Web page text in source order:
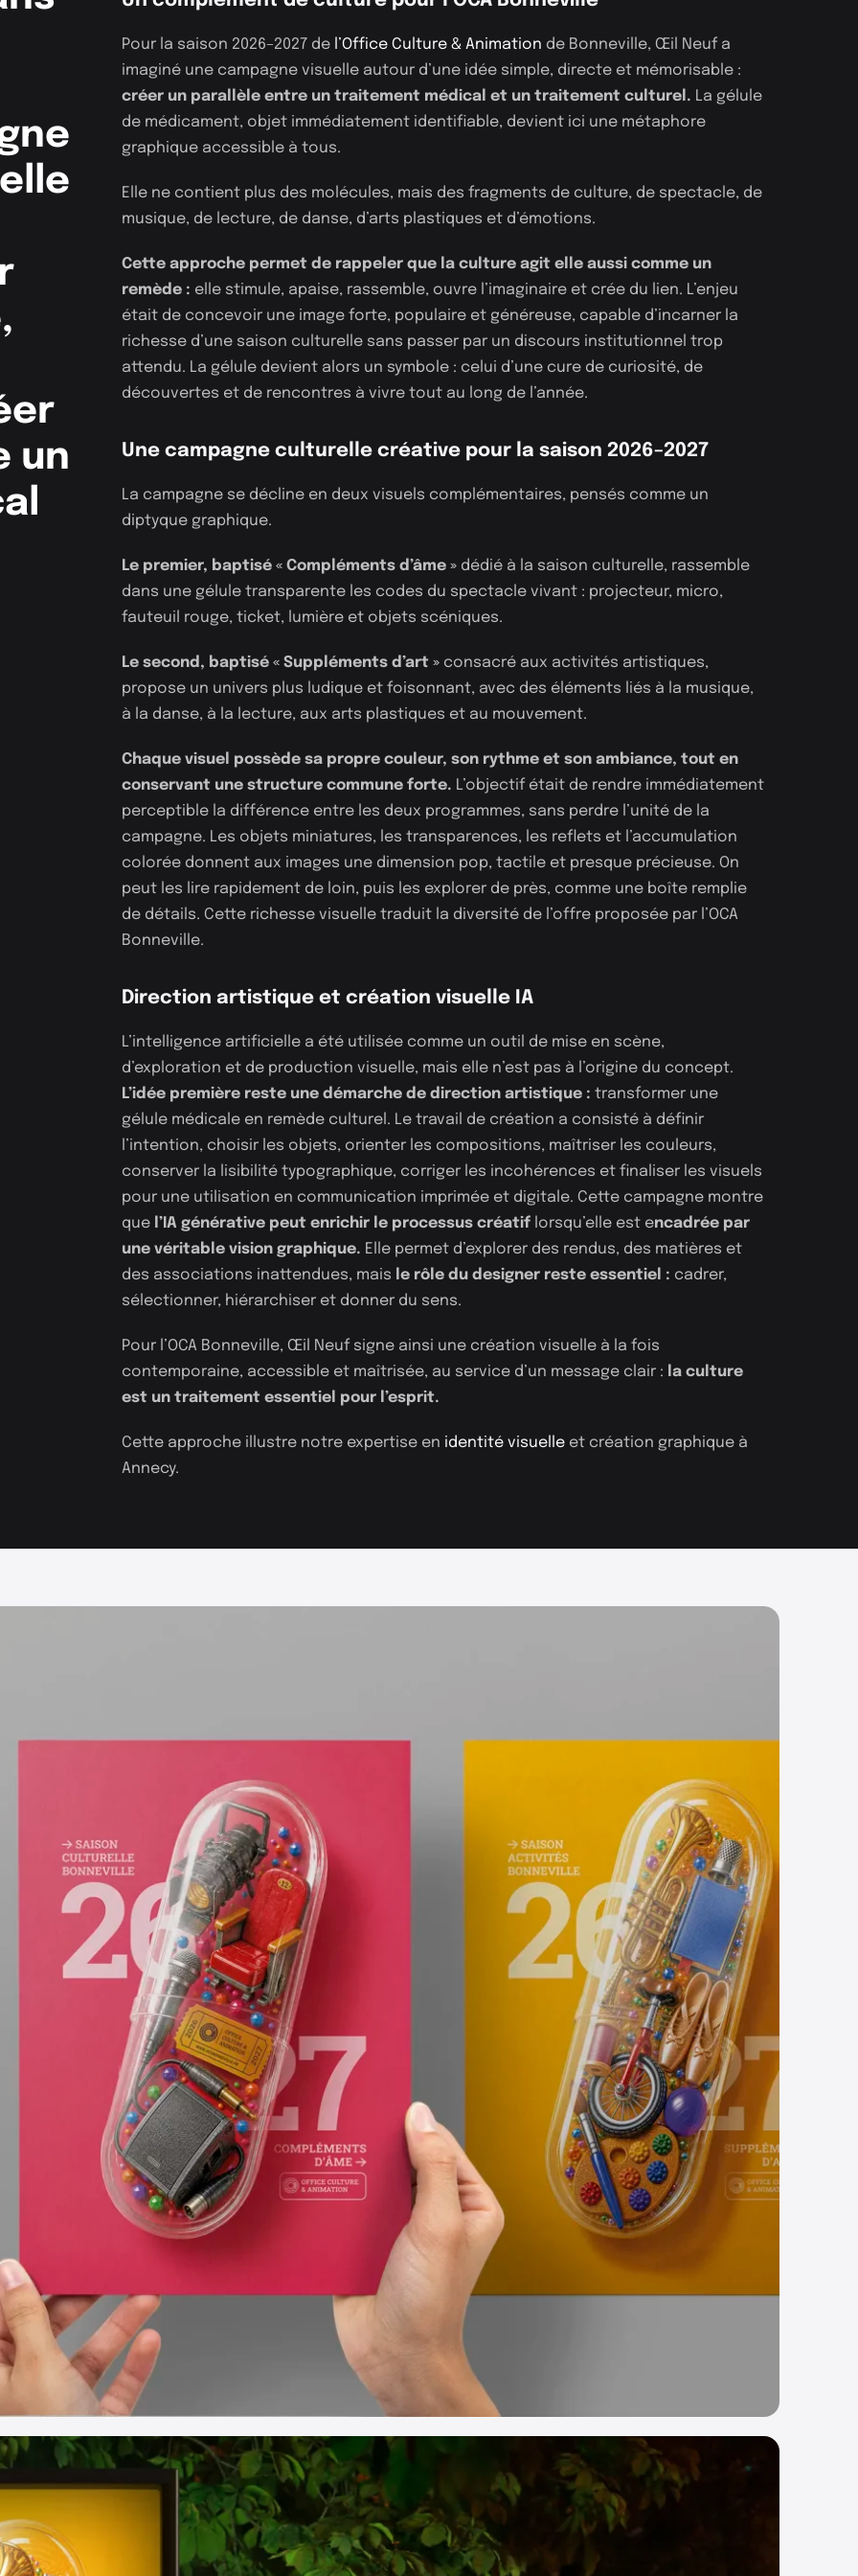
un
Pour la saison 2026–2027 de l’Office Culture & Animation de Bonneville, Œil Neuf a
imaginé une campagne visuelle autour d’une idée simple, directe et mémorisable :
créer un parallèle entre un traitement médical et un traitement culturel. La gélule
de médicament, objet immédiatement identifiable, devient ici une métaphore
graphique accessible à tous.
Elle ne contient plus des molécules, mais des fragments de culture, de spectacle, de
musique, de lecture, de danse, d’arts plastiques et d’émotions.
Cette approche permet de rappeler que la culture agit elle aussi comme un
remède : elle stimule, apaise, rassemble, ouvre l’imaginaire et crée du lien. L’enjeu
était de concevoir une image forte, populaire et généreuse, capable d’incarner la
richesse d’une saison culturelle sans passer par un discours institutionnel trop
attendu. La gélule devient alors un symbole : celui d’une cure de curiosité, de
découvertes et de rencontres à vivre tout au long de l’année.
Une campagne culturelle créative pour la saison 2026–2027
La campagne se décline en deux visuels complémentaires, pensés comme un
diptyque graphique.
Le premier, baptisé « Compléments d’âme » dédié à la saison culturelle, rassemble
dans une gélule transparente les codes du spectacle vivant : projecteur, micro,
fauteuil rouge, ticket, lumière et objets scéniques.
Le second, baptisé « Suppléments d’art » consacré aux activités artistiques,
propose un univers plus ludique et foisonnant, avec des éléments liés à la musique,
à la danse, à la lecture, aux arts plastiques et au mouvement.
Chaque visuel possède sa propre couleur, son rythme et son ambiance, tout en
conservant une structure commune forte. L’objectif était de rendre immédiatement
perceptible la différence entre les deux programmes, sans perdre l’unité de la
campagne. Les objets miniatures, les transparences, les reflets et l’accumulation
colorée donnent aux images une dimension pop, tactile et presque précieuse. On
peut les lire rapidement de loin, puis les explorer de près, comme une boîte remplie
de détails. Cette richesse visuelle traduit la diversité de l’offre proposée par l’OCA
Bonneville.
Direction artistique et création visuelle IA
L’intelligence artificielle a été utilisée comme un outil de mise en scène,
d’exploration et de production visuelle, mais elle n’est pas à l’origine du concept.
L’idée première reste une démarche de direction artistique : transformer une
gélule médicale en remède culturel. Le travail de création a consisté à définir
l’intention, choisir les objets, orienter les compositions, maîtriser les couleurs,
conserver la lisibilité typographique, corriger les incohérences et finaliser les visuels
pour une utilisation en communication imprimée et digitale. Cette campagne montre
que l’IA générative peut enrichir le processus créatif lorsqu’elle est encadrée par
une véritable vision graphique. Elle permet d’explorer des rendus, des matières et
des associations inattendues, mais le rôle du designer reste essentiel : cadrer,
sélectionner, hiérarchiser et donner du sens.
Pour l’OCA Bonneville, Œil Neuf signe ainsi une création visuelle à la fois
contemporaine, accessible et maîtrisée, au service d’un message clair : la culture
est un traitement essentiel pour l’esprit.
Cette approche illustre notre expertise en identité visuelle et création graphique à
Annecy.
+33 (0)9 84 27 61 16
Facebook
Linkedin